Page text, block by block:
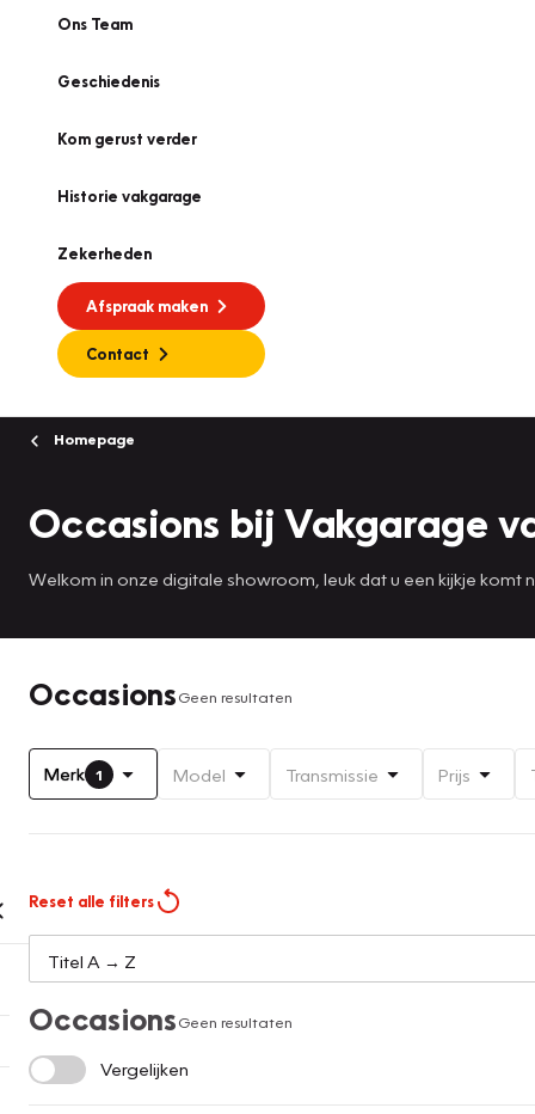
Ons Team
Geschiedenis
Kom gerust verder
Historie vakgarage
Zekerheden
Afspraak maken
Contact
Homepage
Occasions bij Vakgarage
Welkom in onze digitale showroom, leuk dat u een kijkje komt
OccasionsGeen resultaten
Merk 1 Model Transmissie Prijs
Reset alle filters
OccasionsGeen resultaten
Vergelijken